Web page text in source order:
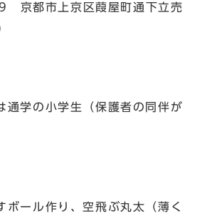
京都市上京区葭屋町通下立売
通学の小学生（保護者の同伴が
ボール作り、空飛ぶ丸太（薄く